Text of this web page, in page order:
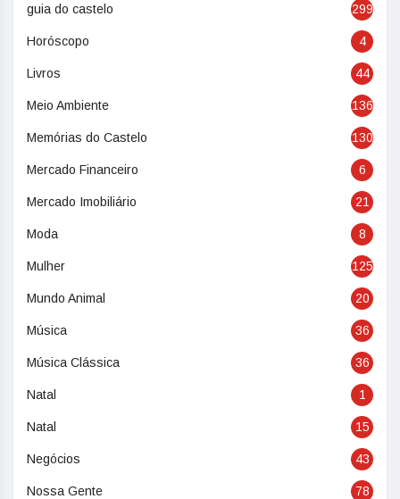
guia do castelo 299
Horóscopo 4
Livros 44
Meio Ambiente 136
Memórias do Castelo 130
Mercado Financeiro 6
Mercado Imobiliário 21
Moda 8
Mulher 125
Mundo Animal 20
Música 36
Música Clássica 36
Natal 1
Natal 15
Negócios 43
Nossa Gente 78